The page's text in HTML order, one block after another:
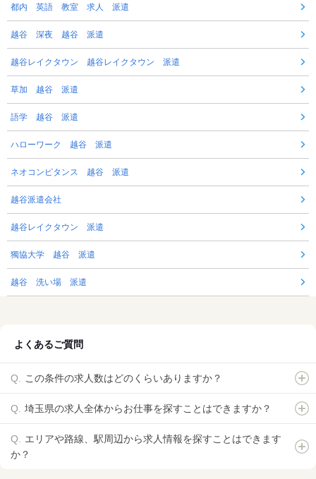
都内 英語 教室 求人 派遣
越谷 深夜 越谷 派遣
越谷レイクタウン 越谷レイクタウン 派遣
草加 越谷 派遣
語学 越谷 派遣
ハローワーク 越谷 派遣
ネオコンピタンス 越谷 派遣
越谷派遣会社
越谷レイクタウン 派遣
獨協大学 越谷 派遣
越谷 洗い場 派遣
よくあるご質問
この条件の求人数はどのくらいありますか？
埼玉県の求人全体からお仕事を探すことはできますか？
エリアや路線、駅周辺から求人情報を探すことはできます
か？